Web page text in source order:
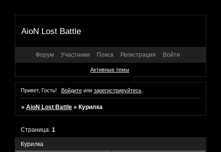
AioN Lost Battle
Форум Участники Поиск Регистрация Войти
Активные темы
Привет, Гость! Войдитеили зарегистрируйтесь.
»AioN Lost Battle »Курилка
Курилка
Страница:1